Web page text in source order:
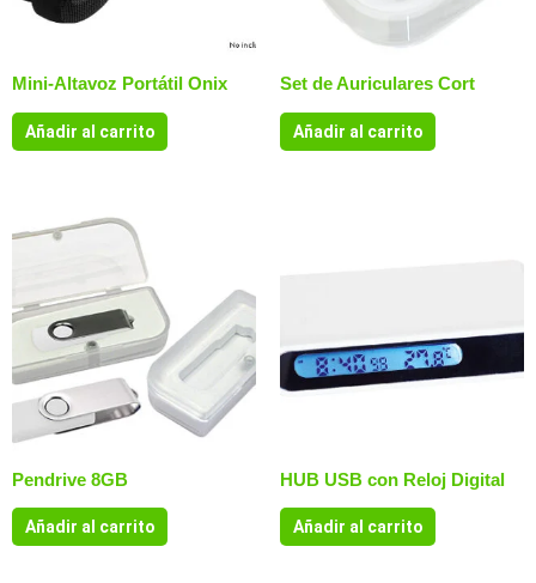
Mini-Altavoz Portátil Onix
Añadir al carrito
Set de Auriculares Cort
Añadir al carrito
Pendrive 8GB
Añadir al carrito
HUB USB con Reloj Digital
Añadir al carrito